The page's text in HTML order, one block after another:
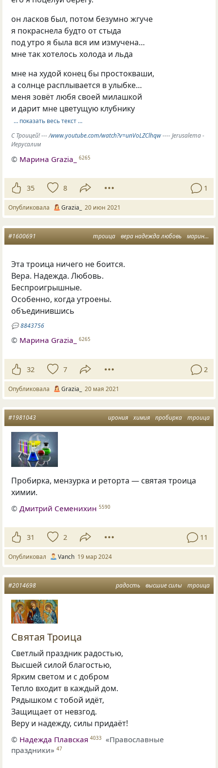
он ласков был, потом безумно жгуче
я покраснела будто от стыда
под утро я была вся им измучена…
мне так хотелось холода и льда
мне на худой конец бы простокваши,
а солнце расплывается в улыбке…
меня зовёт любя своей милашкой
и дарит мне цветущую клубнику
… показать весь текст …
С Троицей! --- /www.youtube.com/watch?v=unVoLZClhqw---- Jerusalema -
Иерусалим
© Марина Grazia_ 6265
35 8 1
Опубликовала Grazia_ 20 июн 2021
троица вера надежда любовь марина грация
#1600691
Эта троица ничего не боится.
Вера. Надежда. Любовь.
Беспроигрышные.
Особенно, когда утроены.
объединившись
💬 8843756
© Марина Grazia_ 6265
32 7 2
Опубликовала Grazia_ 20 мая 2021
ирония химия пробирка троица
#1981043
Пробирка, мензурка и реторта — святая троица
химии.
© Дмитрий Семенихин 5590
31 2 11
Опубликовал Vanch 19 мар 2024
радость высшие силы троица
#2014698
Святая Троица
Светлый праздник радостью,
Высшей силой благостью,
Ярким светом и с добром
Тепло входит в каждый дом.
Рядышком с тобой идёт,
Защищает от невзгод.
Веру и надежду, силы придаёт!
© Надежда Плавская 4033
«Православные
праздники» 47